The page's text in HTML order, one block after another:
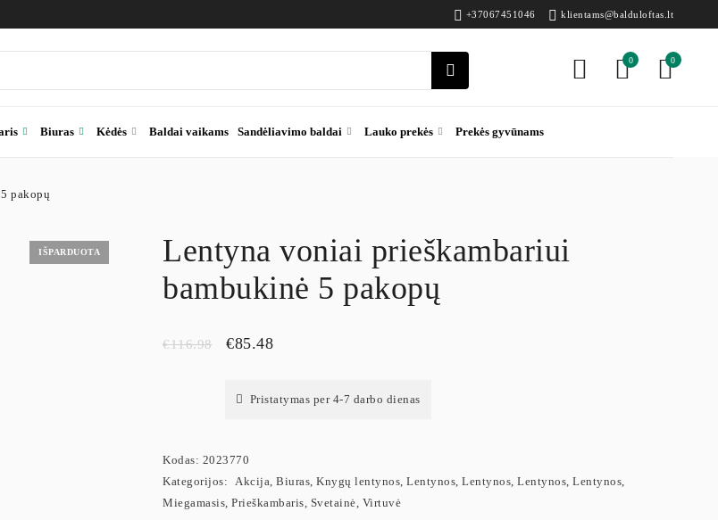
+37067451046 klientams@balduloftas.lt
0
0
Biuras Kėdės Baldai vaikams Sandėliavimo baldai Lauko prekės Prekės gyvūnams
pakopų
IŠPARDUOTA
Lentyna voniai prieškambariui
bambukinė 5 pakopų
€116.98 €85.48
Pristatymas per 4-7 darbo dienas
Kodas: 2023770
Kategorijos: Akcija, Biuras, Knygų lentynos, Lentynos, Lentynos, Lentynos, Lentynos,
Miegamasis, Prieškambaris, Svetainė, Virtuvė